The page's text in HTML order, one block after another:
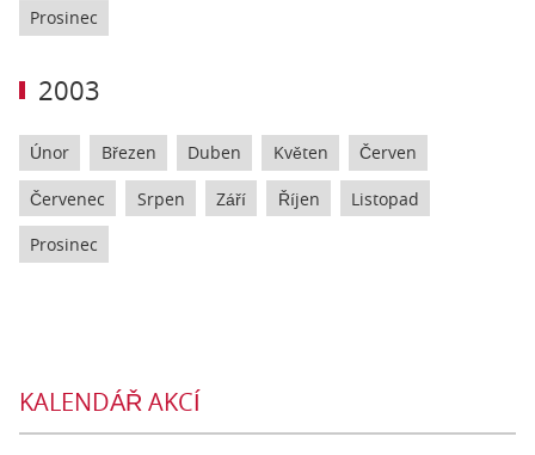
Prosinec
2003
Únor Březen Duben Květen Červen
Červenec Srpen Září Říjen Listopad
Prosinec
KALENDÁŘ AKCÍ